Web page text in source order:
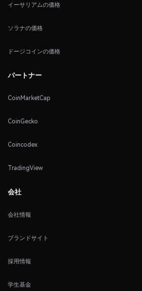
イーサリアムの価格
ソラナの価格
ドージコインの価格
パートナー
CoinMarketCap
CoinGecko
Coincodex
TradingView
会社
会社情報
ブランドサイト
採用情報
学生基金